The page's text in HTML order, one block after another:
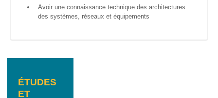
Avoir une connaissance technique des architectures
des systèmes, réseaux et équipements
ÉTUDES
ET
CRACCS
en jeu !
traces du
Colibri